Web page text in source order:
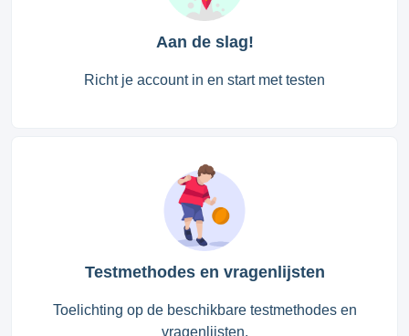
Aan de slag!
Richt je account in en start met testen
Testmethodes en vragenlijsten
Toelichting op de beschikbare testmethodes en
vragenlijsten.